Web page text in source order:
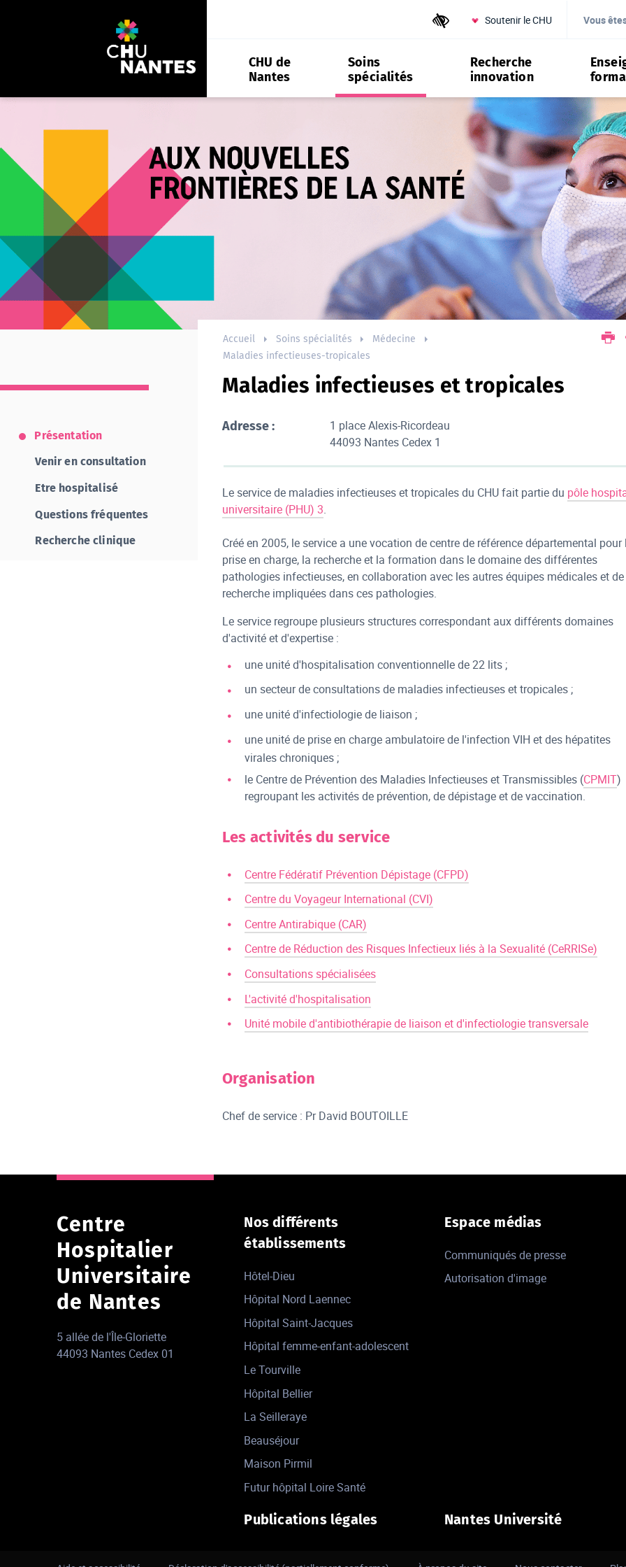
Outils d'accessibilité
Soutenir le CHU Vous
CHU de
Nantes
Soins
spécialités
Recherche
innovation
Accueil Soins spécialités
Médecine
Maladies infectieuses-tropicales
Maladies infectieuses et tropicales
Adresse :
1 place Alexis-Ricordeau
44093 Nantes Cedex 1
Le service de maladies infectieuses et tropicales du CHU fait partie du pôle
universitaire (PHU) 3.
Créé en 2005, le service a une vocation de centre de référence départemental pour
prise en charge, la recherche et la formation dans le domaine des différentes
pathologies infectieuses, en collaboration avec les autres équipes médicales et de
recherche impliquées dans ces pathologies.
Le service regroupe plusieurs structures correspondant aux différents domaines
d'activité et d'expertise :
une unité d'hospitalisation conventionnelle de 22 lits ;
un secteur de consultations de maladies infectieuses et tropicales ;
une unité d'infectiologie de liaison ;
une unité de prise en charge ambulatoire de l'infection VIH et des hépatites
virales chroniques ;
le Centre de Prévention des Maladies Infectieuses et Transmissibles (CPMIT)
regroupant les activités de prévention, de dépistage et de vaccination.
Les activités du service
Centre Fédératif Prévention Dépistage (CFPD)
Centre du Voyageur International (CVI)
Centre Antirabique (CAR)
Centre de Réduction des Risques Infectieux liés à la Sexualité (CeRRISe)
Consultations spécialisées
L'activité d'hospitalisation
Unité mobile d'antibiothérapie de liaison et d'infectiologie transversale
Organisation
Chef de service : Pr David BOUTOILLE
Présentation
Venir en consultation
Etre hospitalisé
Questions fréquentes
Recherche clinique
Centre
Hospitalier
Universitaire
de Nantes
5 allée de l'Île-Gloriette
44093 Nantes Cedex 01
Nos différents
établissements
Hôtel-Dieu
Hôpital Nord Laennec
Hôpital Saint-Jacques
Hôpital femme-enfant-adolescent
Le Tourville
Hôpital Bellier
La Seilleraye
Beauséjour
Maison Pirmil
Futur hôpital Loire Santé
Espace médias
Communiqués de presse
Autorisation d'image
Publications légales Nantes Université